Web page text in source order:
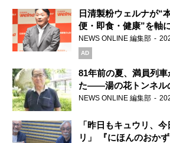
日清製粉ウェルナが“
便・即食・健康”を軸
展開 「マ・マー」「
ブランドを強化
NEWS ONLINE 編集部
AD
81年前の夏、満員列
た――湯の花トンネル
り継ぐ男性
NEWS ONLINE 編集部
「昨日もキュウリ、
リ」 『にほんのおか